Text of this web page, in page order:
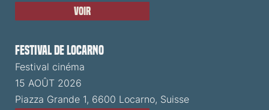
Voir
Festival de Locarno
Festival cinéma
15 AOÛT 2026
Piazza Grande 1, 6600 Locarno, Suisse